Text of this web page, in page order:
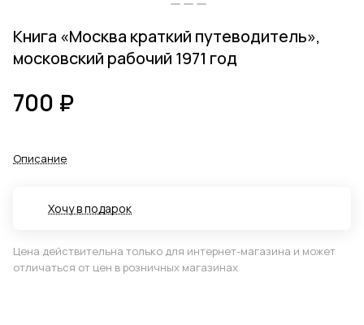
Книга «Москва краткий путеводитель»,
московский рабочий 1971 год
700 ₽
Описание
Хочу в подарок
Цена действительна только для интернет-магазина и может
отличаться от цен в розничных магазинах